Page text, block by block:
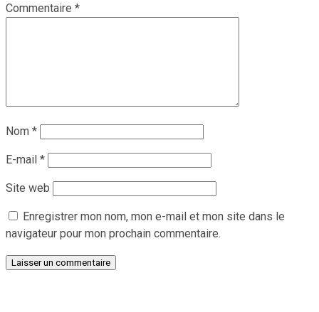
Commentaire *
Nom *
E-mail *
Site web
Enregistrer mon nom, mon e-mail et mon site dans le
navigateur pour mon prochain commentaire.